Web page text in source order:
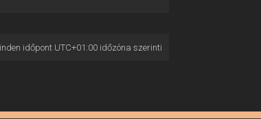
időpont UTC+01:00időzóna szerinti